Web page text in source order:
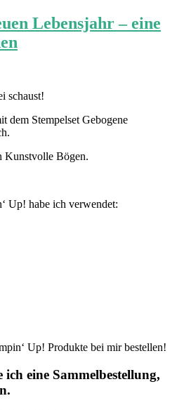
Lebensjahr – eine
schaust!
dem Stempelset Gebogene
Kunstvolle Bögen.
Up! habe ich verwendet:
Up! Produkte bei mir bestellen!
ich eine Sammelbestellung,